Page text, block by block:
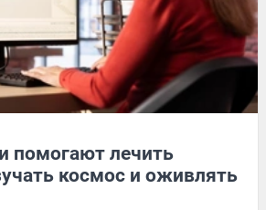
помогают лечить
космос и оживлять